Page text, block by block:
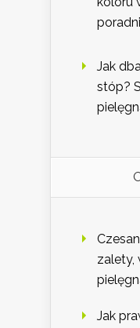
Jak
stóp?
zalety,
Jak